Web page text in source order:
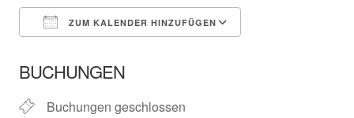
ZUM KALENDER HINZUFÜGEN
BUCHUNGEN
Buchungen geschlossen